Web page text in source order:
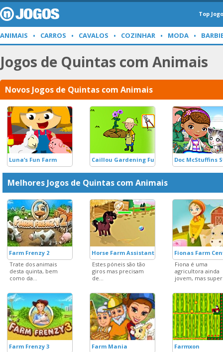
Top
ANIMAIS CARROS CAVALOS COZINHAR MODA
Jogos de Quintas com Animais
Novos Jogos de Quintas com Animais
Luna’s Fun Farm Caillou Gardening Fun Doc McStuffins
Melhores Jogos de Quintas com Animais
Farm Frenzy 2
Trate dos animais
desta quinta, bem
como da...
Horse Farm Assistant
Estes póneis são tão
giros mas precisam
de...
Fionas Farm
Fiona é uma
agricultora ainda
jovem, mas
Farm Frenzy 3
Farm Mania
Farmxon